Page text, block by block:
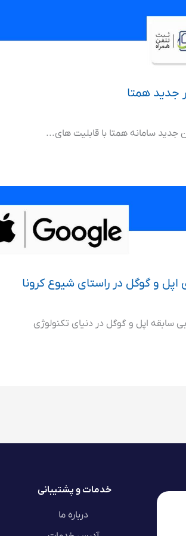
جدید همتا
جدید سامانه همتا با قابلیت های...
اپل و گوگل در راستای شیوع کرونا
سابقه اپل و گوگل در دنیای تکنولوژی
خدمات و پشتیبانی
درباره ما